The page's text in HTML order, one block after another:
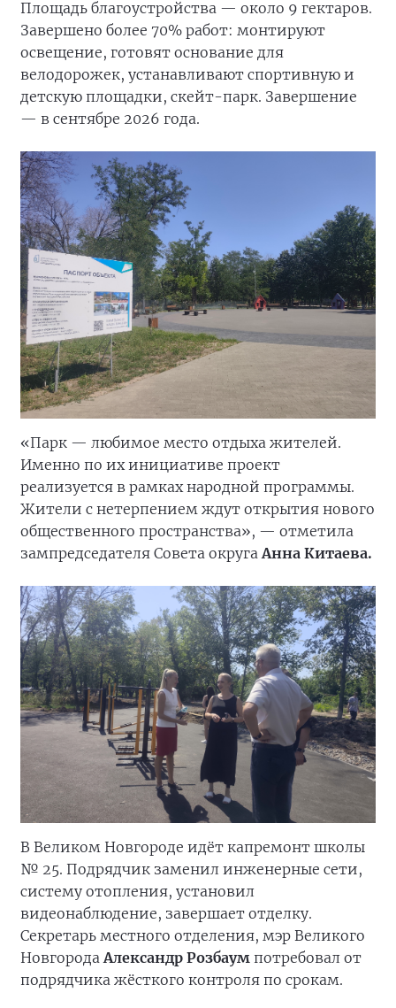
Площадь благоустройства — около 9 гектаров.
Завершено более 70% работ: монтируют
освещение, готовят основание для
велодорожек, устанавливают спортивную и
детскую площадки, скейт-парк. Завершение
— в сентябре 2026 года.
«Парк — любимое место отдыха жителей.
Именно по их инициативе проект
реализуется в рамках народной программы.
Жители с нетерпением ждут открытия нового
общественного пространства», — отметила
зампредседателя Совета округа Анна Китаева.
В Великом Новгороде идёт капремонт школы
№ 25. Подрядчик заменил инженерные сети,
систему отопления, установил
видеонаблюдение, завершает отделку.
Секретарь местного отделения, мэр Великого
Новгорода Александр Розбаум потребовал от
подрядчика жёсткого контроля по срокам.